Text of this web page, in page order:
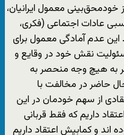
معمول ایرانیان،
عادات اجتماعی (فکری،
عدم آمادگی معمول برای
نقش خود در وقایع و
به هیچ وجه منحصر به
حاضر در مخالفت با
از سهم خودمان در این
داریم که فقط قربانی
اند و کمابیش اعتقاد داریم